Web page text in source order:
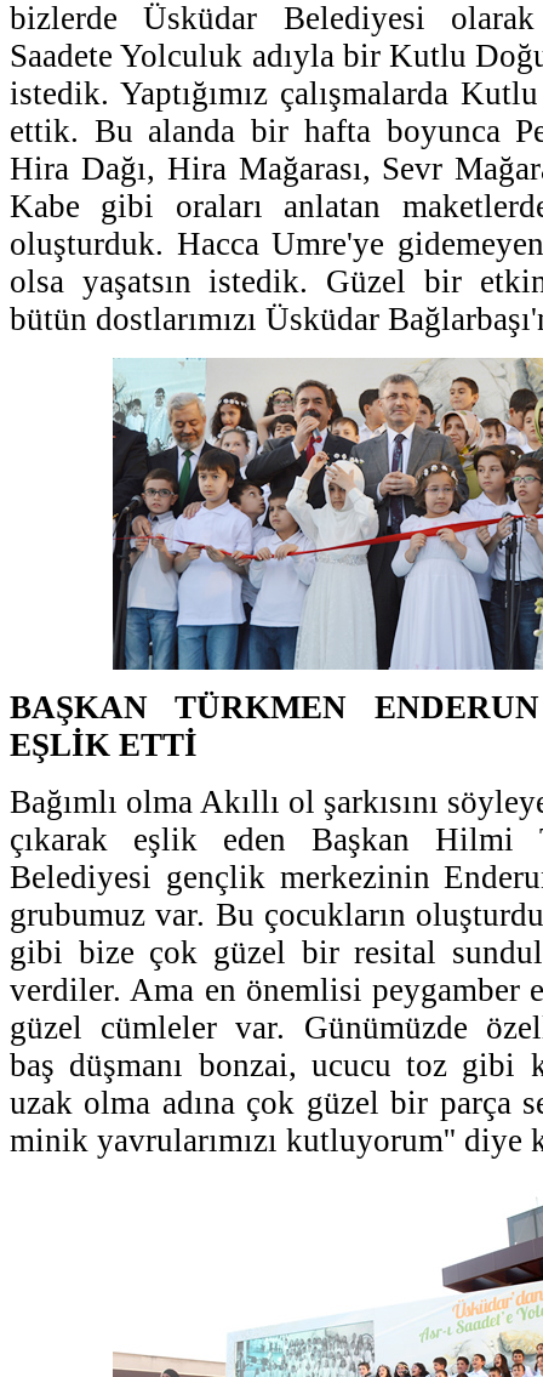
bizlerde Üsküdar Belediyesi
Saadete Yolculuk adıyla bir Kutlu
istedik. Yaptığımız çalışmalarda
ettik. Bu alanda bir hafta boyunca
Hira Dağı, Hira Mağarası, Sevr
Kabe gibi oraları anlatan
oluşturduk. Hacca Umre'ye
olsa yaşatsın istedik. Güzel bir
bütün dostlarımızı Üsküdar
BAŞKAN TÜRKMEN
EŞLİK ETTİ
Bağımlı olma Akıllı ol şarkısını
çıkarak eşlik eden Başkan Hilmi
Belediyesi gençlik merkezinin
grubumuz var. Bu çocukların
gibi bize çok güzel bir resital
verdiler. Ama en önemlisi
güzel cümleler var. Günümüzde
baş düşmanı bonzai, ucucu toz gibi
uzak olma adına çok güzel bir parça
minik yavrularımızı kutluyorum'' diye